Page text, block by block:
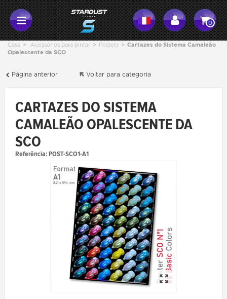
0
Casa > Acessórios para pintar > Posters > Cartazes do Sistema Camaleão
Opalescente da SCO
Página anterior Voltar para categoria
CARTAZES DO SISTEMA
CAMALEÃO OPALESCENTE DA
SCO
Referência:POST-SCO1-A1